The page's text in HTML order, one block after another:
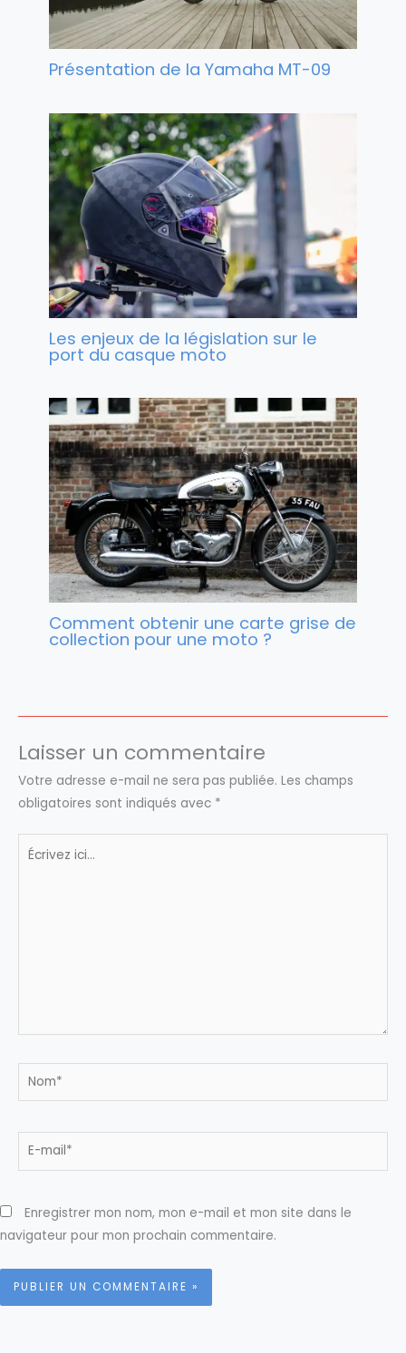
Présentation de la Yamaha MT-09
Les enjeux de la législation sur le
port du casque moto
Comment obtenir une carte grise de
collection pour une moto ?
Laisser un commentaire
Votre adresse e-mail ne sera pas publiée. Les champs
obligatoires sont indiqués avec *
Écrivez
Nom*
E-
Enregistrer mon nom, mon e-mail et mon site dans le
navigateur pour mon prochain commentaire.